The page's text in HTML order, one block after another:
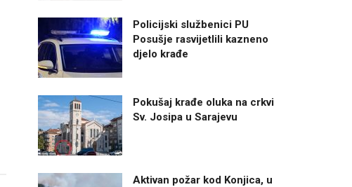
Policijski službenici PU
Posušje rasvijetlili kazneno
djelo krađe
Pokušaj krađe oluka na crkvi
Sv. Josipa u Sarajevu
Aktivan požar kod Konjica, u